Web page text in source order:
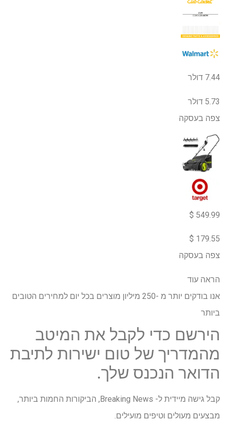
7.44 דולר
5.73 דולר
צפה בעסקה
549.99 $
179.55 $
צפה בעסקה
הראה עוד
אנו בודקים יותר מ -250 מיליון מוצרים בכל יום למחירים הטובים
ביותר
הירשם כדי לקבל את המיטב
מהמדריך של טום ישירות לתיבת
הדואר הנכנס שלך.
קבל גישה מיידית ל- Breaking News, הביקורות החמות ביותר,
מבצעים מעולים וטיפים מועילים.